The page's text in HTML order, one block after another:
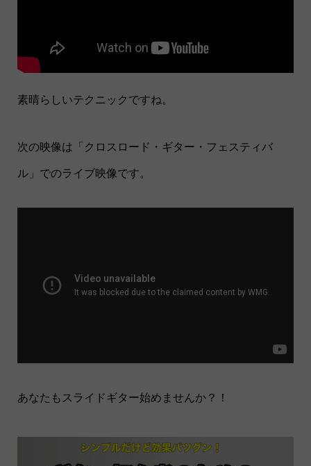
素晴らしいテクニックですね。
次の映像は「クロスロード・ギター・フェスティバ
ル」でのライブ映像です。
あなたもスライドギター始めませんか？！